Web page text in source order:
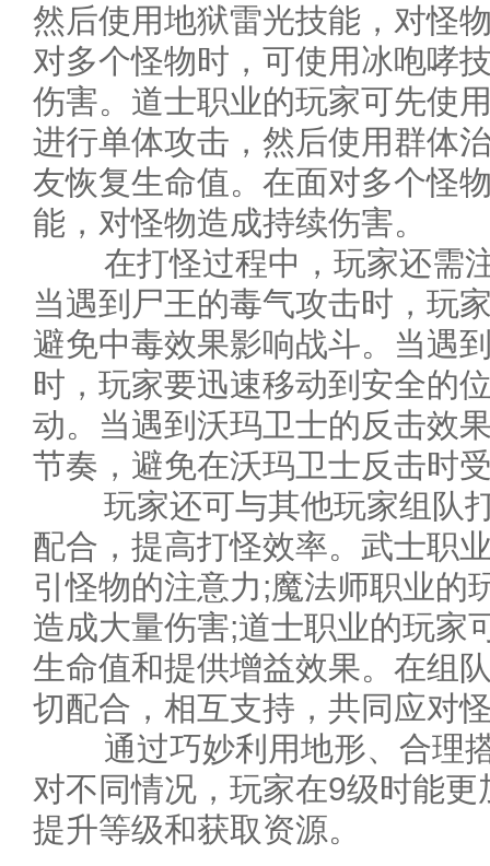
然后使用地狱雷光技能，对怪
对多个怪物时，可使用冰咆哮
伤害。道士职业的玩家可先使
进行单体攻击，然后使用群体
友恢复生命值。在面对多个怪
能，对怪物造成持续伤害。
在打怪过程中，玩家还需
当遇到尸王的毒气攻击时，玩
避免中毒效果影响战斗。当遇
时，玩家要迅速移动到安全的
动。当遇到沃玛卫士的反击效
节奏，避免在沃玛卫士反击时
玩家还可与其他玩家组队
配合，提高打怪效率。武士职
引怪物的注意力;魔法师职业的
造成大量伤害;道士职业的玩家
生命值和提供增益效果。在组
切配合，相互支持，共同应对
通过巧妙利用地形、合理
对不同情况，玩家在9级时能
提升等级和获取资源。